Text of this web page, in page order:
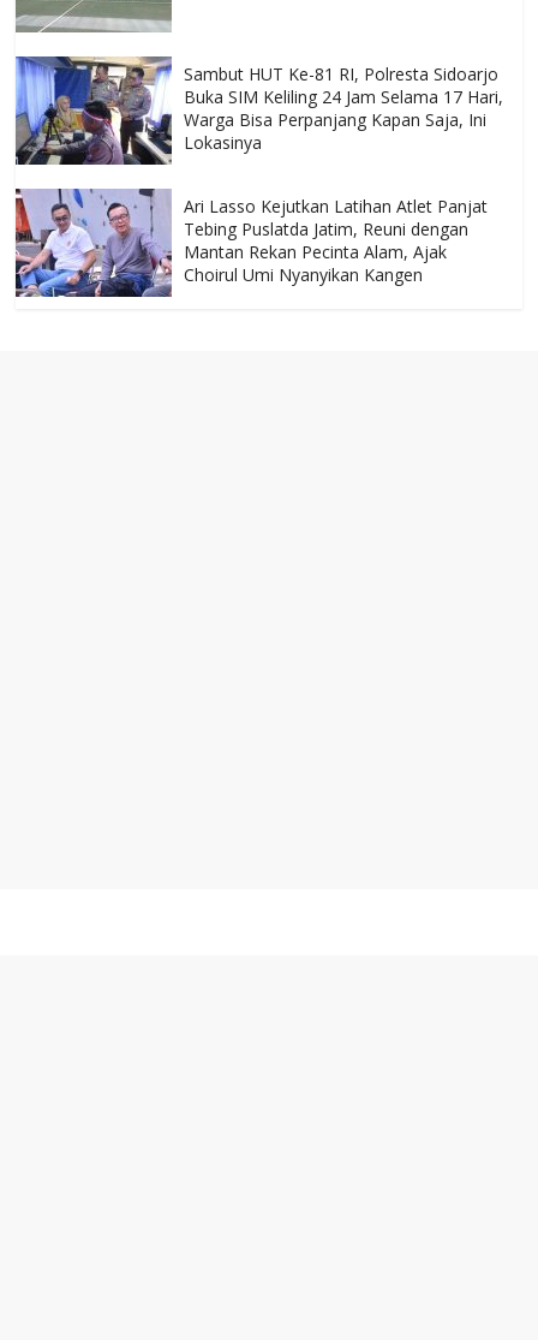
Sambut HUT Ke-81 RI, Polresta Sidoarjo
Buka SIM Keliling 24 Jam Selama 17 Hari,
Warga Bisa Perpanjang Kapan Saja, Ini
Lokasinya
Ari Lasso Kejutkan Latihan Atlet Panjat
Tebing Puslatda Jatim, Reuni dengan
Mantan Rekan Pecinta Alam, Ajak
Choirul Umi Nyanyikan Kangen